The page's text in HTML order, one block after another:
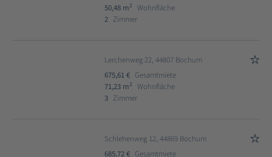
50,48 m2
Wohnfläche
2 Zimmer
Lerchenweg 22, 44807 Bochum
675,61 € Gesamtmiete
71,23 m2
Wohnfläche
3 Zimmer
Schlehenweg 12, 44869 Bochum
685,72 € Gesamtmiete